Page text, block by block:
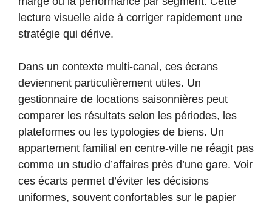
lecture visuelle aide à corriger rapidement une
stratégie qui dérive.
Dans un contexte multi-canal, ces écrans
deviennent particulièrement utiles. Un
gestionnaire de locations saisonnières peut
comparer les résultats selon les périodes, les
plateformes ou les typologies de biens. Un
appartement familial en centre-ville ne réagit pas
comme un studio d’affaires près d’une gare. Voir
ces écarts permet d’éviter les décisions
uniformes, souvent confortables sur le papier